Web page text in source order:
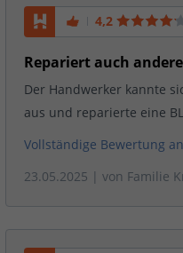
4,2
Repariert auch
Der Handwerker kannte
aus und reparierte eine
Vollständige Bewertung
23.05.2025 | von Familie